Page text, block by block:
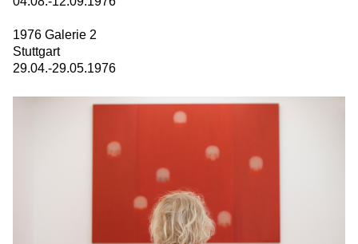
1976 Galerie 2
Stuttgart
29.04.-29.05.1976